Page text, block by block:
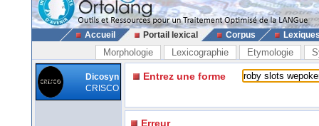
Accueil Portail lexical Corpus
Morphologie Lexicographie Etymologie
Dicosyn
CRISCO
Entrez une forme
Erreur